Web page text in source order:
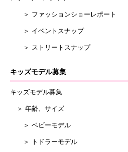
＞ ファッションショーレポート
＞ イベントスナップ
＞ ストリートスナップ
キッズモデル募集
キッズモデル募集
＞ 年齢、サイズ
＞ ベビーモデル
＞ トドラーモデル